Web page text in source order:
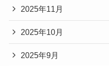
2025年11月
2025年10月
2025年9月